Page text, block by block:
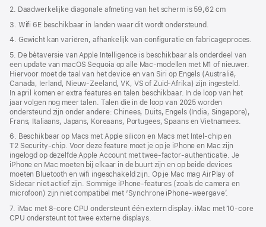
2. Daadwerkelijke diagonale afmeting van het scherm is 59,62 cm
3. Wifi 6E beschikbaar in landen waar dit wordt ondersteund.
4. Gewicht kan variëren, afhankelijk van configuratie en fabricageproces.
5. De bètaversie van Apple Intelligence is beschikbaar als onderdeel van
een update van macOS Sequoia op alle Mac-modellen met M1 of nieuwer.
Hiervoor moet de taal van het device en van Siri op Engels (Australië,
Canada, Ierland, Nieuw-Zeeland, VK, VS of Zuid-Afrika) zijn ingesteld.
In april komen er extra features en talen beschikbaar. In de loop van het
jaar volgen nog meer talen. Talen die in de loop van 2025 worden
ondersteund zijn onder andere: Chinees, Duits, Engels (India, Singapore),
Frans, Italiaans, Japans, Koreaans, Portugees, Spaans en Vietnamees.
6. Beschikbaar op Macs met Apple silicon en Macs met Intel-chip en
T2 Security-chip. Voor deze feature moet je op je iPhone en Mac zijn
ingelogd op dezelfde Apple Account met twee-factor-authenticatie. Je
iPhone en Mac moeten bij elkaar in de buurt zijn en op beide devices
moeten Bluetooth en wifi ingeschakeld zijn. Op je Mac mag AirPlay of
Sidecar niet actief zijn. Sommige iPhone-features (zoals de camera en
microfoon) zijn niet compatibel met ‘Synchrone iPhone-weergave’.
7. iMac met 8‑core CPU ondersteunt één extern display. iMac met 10‑core
CPU ondersteunt tot twee externe displays.